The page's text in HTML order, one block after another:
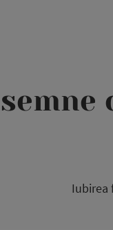
Iubirea